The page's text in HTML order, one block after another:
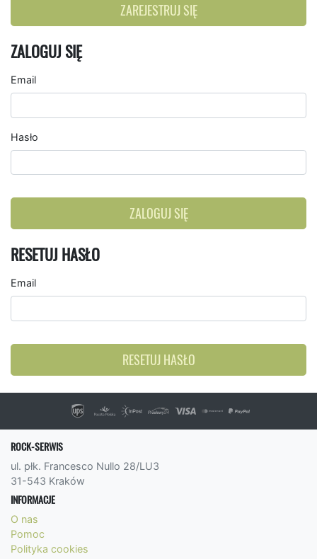
ZAREJESTRUJ SIĘ
ZALOGUJ SIĘ
Email
Hasło
ZALOGUJ SIĘ
RESETUJ HASŁO
Email
RESETUJ HASŁO
ROCK-SERWIS
ul. płk. Francesco Nullo 28/LU3
31-543 Kraków
INFORMACJE
O nas
Pomoc
Polityka cookies